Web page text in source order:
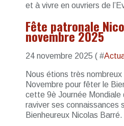
et à vivre en ouvriers de
Fête patronale
novembre 2025
24 novembre 2025 ( #
Nous étions très
Novembre pour fêter le
cette 9è Journée Mondiale
raviver ses connaissances
Bienheureux Nicolas